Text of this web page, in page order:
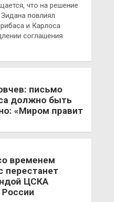
что на решение
повлиял
и Карлоса
соглашения
письмо
должно быть
«Миром правит
временем
перестанет
ЦСКА
России